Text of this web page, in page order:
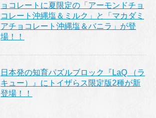
ョコレートに夏限定の「アーモンドチョ
コレート沖縄塩＆ミルク」と「マカダミ
アチョコレート沖縄塩＆バニラ」が登
場！！
日本発の知育パズルブロック『LaQ （ラ
キュー）』にトイザらス限定版2種が新
登場！！